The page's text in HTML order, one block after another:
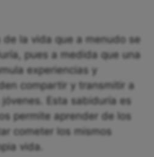
de la vida que a menudo se
pues a medida que una
experiencias y
compartir y transmitir a
Esta sabiduría es
permite aprender de los
cometer los mismos
vida.